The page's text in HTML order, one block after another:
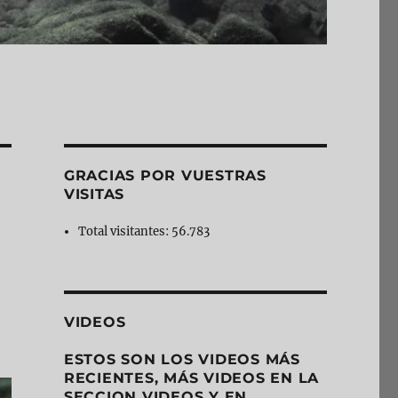
GRACIAS POR VUESTRAS
VISITAS
Total visitantes: 56.783
VIDEOS
ESTOS SON LOS VIDEOS MÁS
RECIENTES, MÁS VIDEOS EN LA